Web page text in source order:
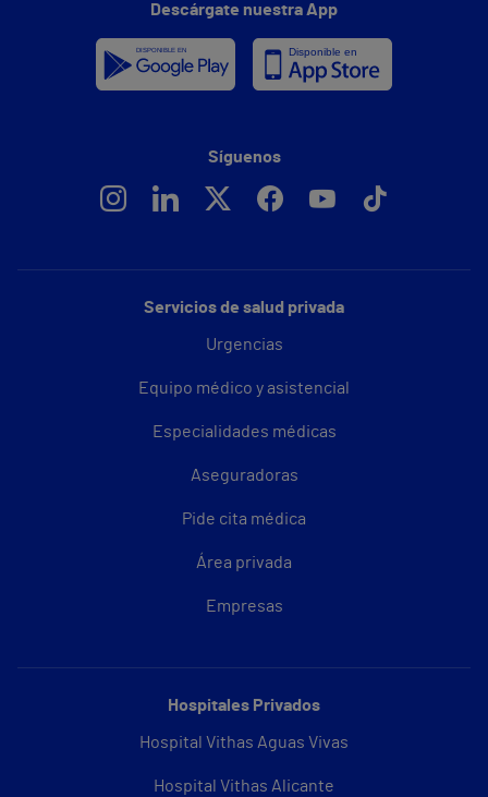
Servicios de salud privada
Urgencias
Equipo médico y asistencial
Especialidades médicas
Aseguradoras
Pide cita médica
Área privada
Empresas
Hospitales Privados
Hospital Vithas Aguas Vivas
Hospital Vithas Alicante
Descárgate nuestra App
Síguenos